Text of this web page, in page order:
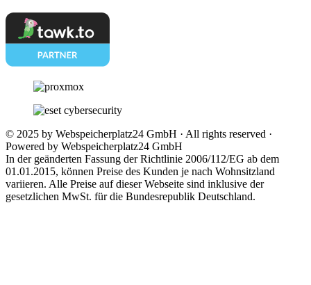
© 2025 by Webspeicherplatz24 GmbH · All rights reserved ·
Powered by Webspeicherplatz24 GmbH
In der geänderten Fassung der Richtlinie 2006/112/EG ab dem
01.01.2015, können Preise des Kunden je nach Wohnsitzland
variieren. Alle Preise auf dieser Webseite sind inklusive der
gesetzlichen MwSt. für die Bundesrepublik Deutschland.